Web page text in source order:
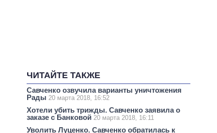
ЧИТАЙТЕ ТАКЖЕ
Савченко озвучила варианты уничтожения
Рады 20 марта 2018, 16:52
Хотели убить трижды. Савченко заявила о
заказе с Банковой 20 марта 2018, 16:11
Уволить Луценко. Савченко обратилась к